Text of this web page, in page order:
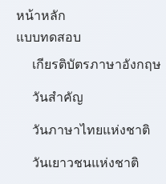
หน้าหลัก
แบบทดสอบ
เกียรติบัตรภาษาอังกฤษ
วันสำคัญ
วันภาษาไทยแห่งชาติ
วันเยาวชนแห่งชาติ